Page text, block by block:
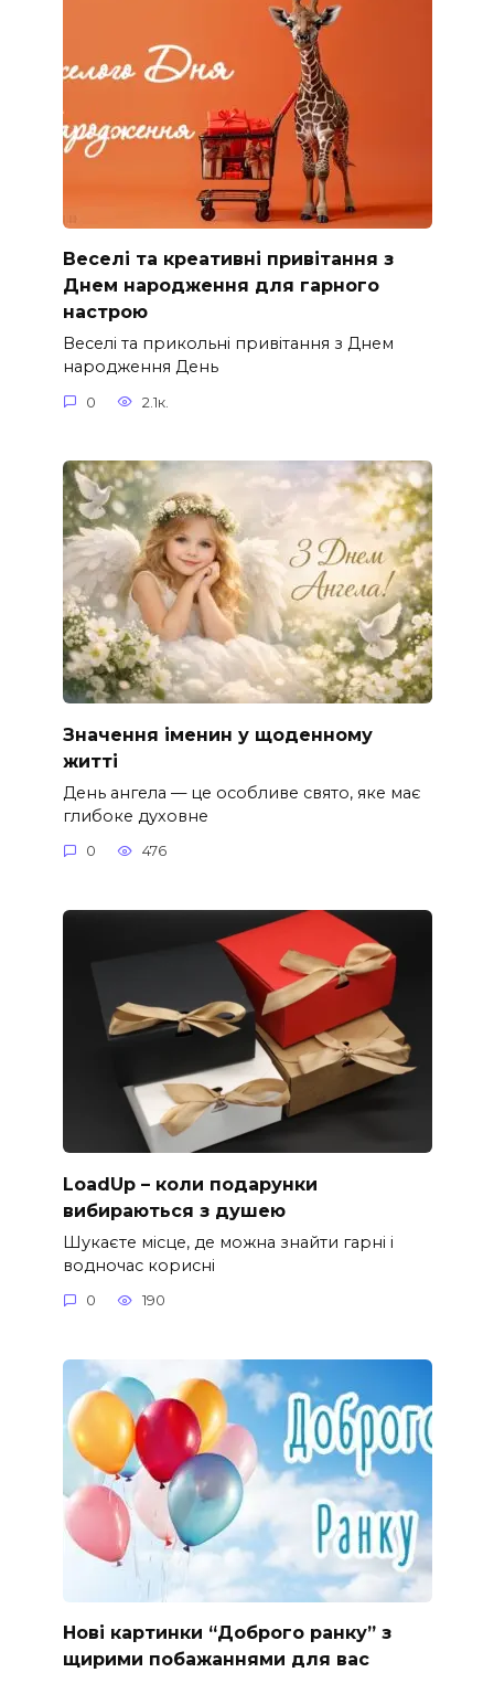
Веселі та креативні привітання з
Днем народження для гарного
настрою
Веселі та прикольні привітання з Днем
народження День
0 2.1к.
Значення іменин у щоденному
житті
День ангела — це особливе свято, яке має
глибоке духовне
0 476
LoadUp – коли подарунки
вибираються з душею
Шукаєте місце, де можна знайти гарні і
водночас корисні
0 190
Нові картинки “Доброго ранку” з
щирими побажаннями для вас